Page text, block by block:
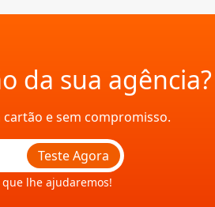
da sua agência?
e sem compromisso.
Teste Agora
lhe ajudaremos!